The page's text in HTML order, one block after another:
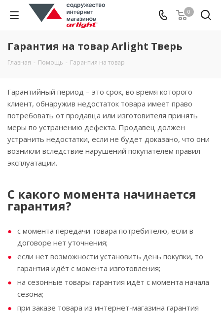
0
Гарантия на товар Arlight Тверь
Главная - Помощь - Гарантия на товар
Гарантийный период – это срок, во время которого
клиент, обнаружив недостаток товара имеет право
потребовать от продавца или изготовителя принять
меры по устранению дефекта. Продавец должен
устранить недостатки, если не будет доказано, что они
возникли вследствие нарушений покупателем правил
эксплуатации.
С какого момента начинается
гарантия?
с момента передачи товара потребителю, если в
договоре нет уточнения;
если нет возможности установить день покупки, то
гарантия идёт с момента изготовления;
на сезонные товары гарантия идёт с момента начала
сезона;
при заказе товара из интернет-магазина гарантия